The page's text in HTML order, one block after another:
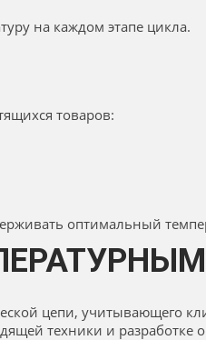
на каждом этапе цикла.
товаров:
оптимальный
цепи, учитывающего
техники и разработке